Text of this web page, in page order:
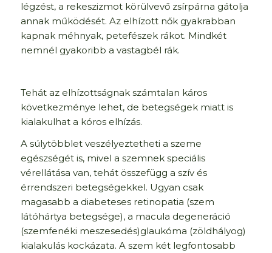
légzést, a rekeszizmot körülvevő zsírpárna gátolja
annak működését. Az elhízott nők gyakrabban
kapnak méhnyak, petefészek rákot. Mindkét
nemnél gyakoribb a vastagbél rák.
Tehát az elhízottságnak számtalan káros
következménye lehet, de betegségek miatt is
kialakulhat a kóros elhízás.
A súlytöbblet veszélyeztetheti a szeme
egészségét is, mivel a szemnek speciális
vérellátása van, tehát összefügg a szív és
érrendszeri betegségekkel. Ugyan csak
magasabb a diabeteses retinopatia (szem
látóhártya betegsége), a macula degeneráció
(szemfenéki meszesedés)glaukóma (zöldhályog)
kialakulás kockázata. A szem két legfontosabb